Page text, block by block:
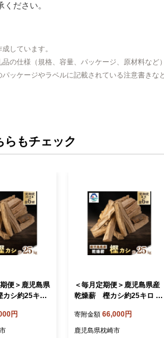
ださい。
しています。
の仕様（規格、容量、パッケージ、原材料など
ッケージやラベルに記載されている注意書きな
らもチェック
便＞鹿児島県
シ約25キロ
キャンプ ピ
然 火 炎 燃料
円
＜毎月定期便＞鹿児島県産
乾燥薪 樫カシ約25キロ Q
ブ アウトドア キャンプ ピ
ザ ボイラー 自然 火 炎 燃料
寄附金額 66,000円
鹿児島県枕崎市